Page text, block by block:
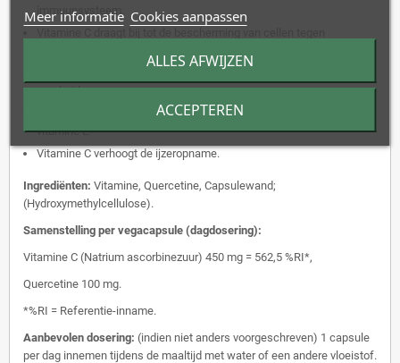
immuunsysteem.
Vitamine C draagt bij tot de vermindering van vermoeidheid en
moeheid.
Vitamine C draagt bij tot de regeneratie van de actieve vorm van
vitamine E.
Vitamine C verhoogt de ijzeropname.
Ingrediënten: Vitamine, Quercetine, Capsulewand;
(Hydroxymethylcellulose).
Samenstelling per vegacapsule (dagdosering):
Vitamine C (Natrium ascorbinezuur) 450 mg = 562,5 %RI*,
Quercetine 100 mg.
*%RI = Referentie-inname.
Aanbevolen dosering: (indien niet anders voorgeschreven) 1 capsule
per dag innemen tijdens de maaltijd met water of een andere vloeistof.
Meer informatie Cookies aanpassen
ALLES AFWIJZEN
ACCEPTEREN